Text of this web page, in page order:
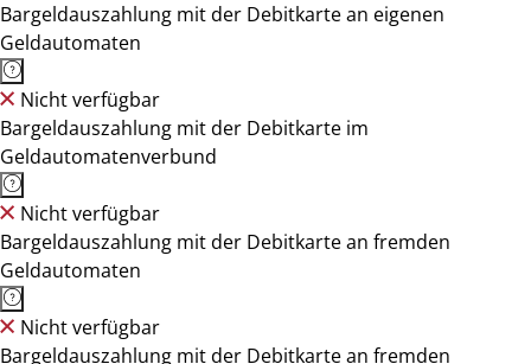
Bargeldauszahlung mit der Debitkarte an eigenen
Geldautomaten
Nicht verfügbar
Bargeldauszahlung mit der Debitkarte im
Geldautomatenverbund
Nicht verfügbar
Bargeldauszahlung mit der Debitkarte an fremden
Geldautomaten
Nicht verfügbar
Bargeldauszahlung mit der Debitkarte an fremden